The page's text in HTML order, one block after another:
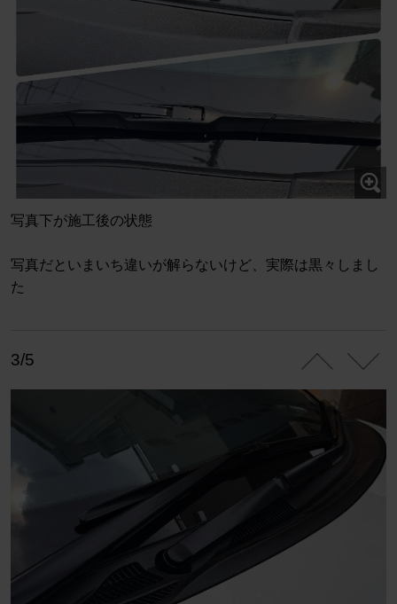
写真下が施工後の状態
写真だといまいち違いが解らないけど、実際は黒々しまし
た
3/5